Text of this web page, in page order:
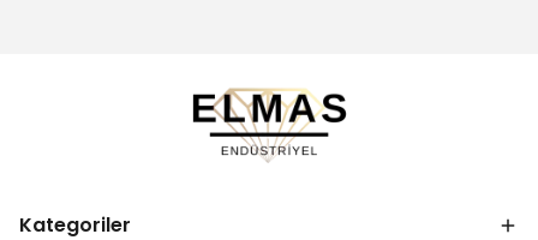
Kategoriler